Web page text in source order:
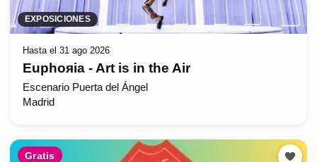
EXPOSICIONES
Hasta el 31 ago 2026
Euphoяia - Art is in the Air
Escenario Puerta del Ángel
Madrid
Gratis